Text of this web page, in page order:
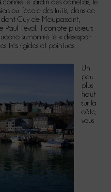
comme le jardin des camélias, le
ou l’école des fruits, dans ce
Guy de Maupassant,
Féval. Il compte plusieurs
surnommé le « désespoir
très rigides et pointues.
Un
peu
plus
haut
sur la
côte,
vous